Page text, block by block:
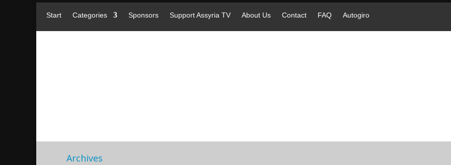
Start Categories Sponsors Support Assyria TV About Us Contact FAQ Autogiro
Archives